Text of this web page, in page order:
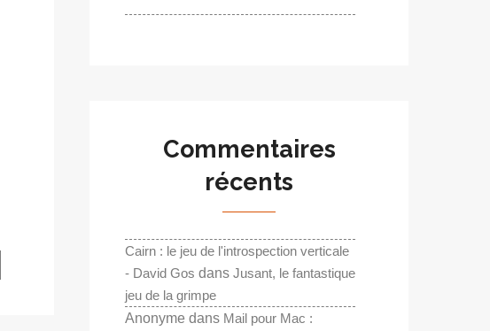
Commentaires
récents
Cairn : le jeu de l'introspection verticale
- David Gos dans Jusant, le fantastique
jeu de la grimpe
Anonyme dans Mail pour Mac :